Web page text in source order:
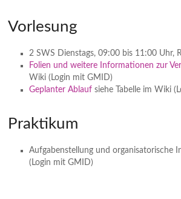
Vorlesung
2 SWS Dienstags, 09:00 bis 11:00 Uhr,
Folien und weitere Informationen zur
Wiki (Login mit GMID)
Geplanter Ablauf siehe Tabelle im Wiki
Praktikum
Aufgabenstellung und organisatorische
(Login mit GMID)